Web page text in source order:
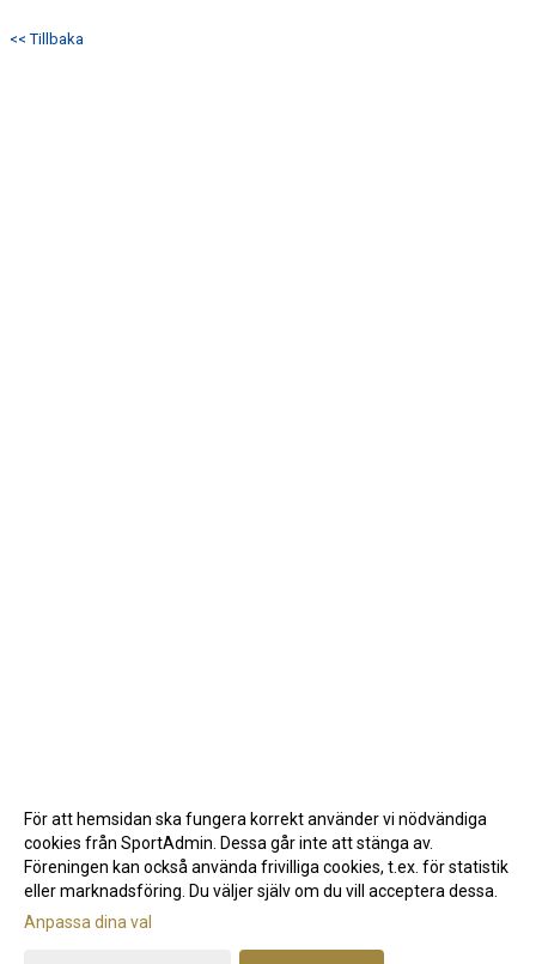
ASTRIOSHOPEN
<< Tillbaka
Gå till Webbversion
För att hemsidan ska fungera korrekt använder vi nödvändiga
cookies från SportAdmin. Dessa går inte att stänga av.
Föreningen kan också använda frivilliga cookies, t.ex. för statistik
eller marknadsföring. Du väljer själv om du vill acceptera dessa.
Anpassa dina val